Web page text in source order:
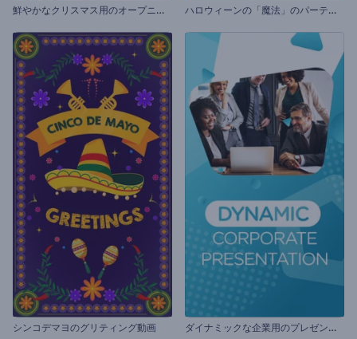
鮮
やかなクリスマス用のオープニング動画 ハ
ロウィーンの「魔法」のパーティーの招待状
シンコデマヨのグリティング動画 ダ
イナミックな企業用のプレゼンテーション